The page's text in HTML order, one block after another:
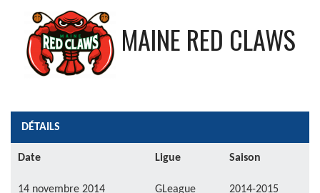
MAINE RED CLAWS
DÉTAILS
Date Ligue Saison
14 novembre 2014 GLeague 2014-2015